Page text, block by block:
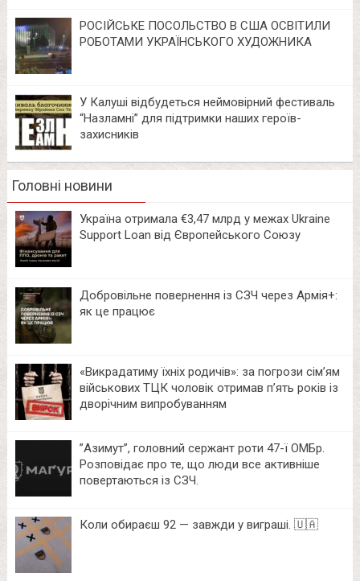
РОСІЙСЬКЕ ПОСОЛЬСТВО В США ОСВІТИЛИ
РОБОТАМИ УКРАЇНСЬКОГО ХУДОЖНИКА
У Калуші відбудеться неймовірний фестиваль
“Назламні” для підтримки наших героїв-
захисників
Головні новини
Україна отримала €3,47 млрд у межах Ukraine
Support Loan від Європейського Союзу
Добровільне повернення із СЗЧ через Армія+:
як це працює
«Викрадатиму їхніх родичів»: за погрози сім’ям
військових ТЦК чоловік отримав п’ять років із
дворічним випробуванням
⁨”Азимут”, головний сержант роти 47-ї ОМБр.
Розповідає про те, що люди все активніше
повертаються із СЗЧ.
Коли обираєш 92 — завжди у виграші. 🇺🇦